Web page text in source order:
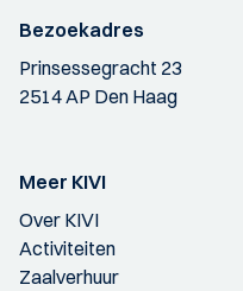
Bezoekadres
Prinsessegracht 23
2514 AP Den Haag
Meer KIVI
Over KIVI
Activiteiten
Zaalverhuur